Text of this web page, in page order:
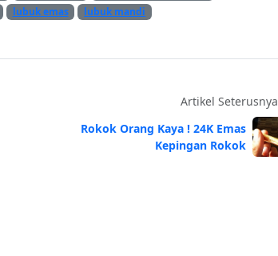
lubuk emas lubuk mandi
Artikel Seterusnya
Rokok Orang Kaya ! 24K Emas
Kepingan Rokok